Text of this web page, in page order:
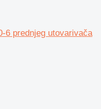
6 prednjeg utovarivača